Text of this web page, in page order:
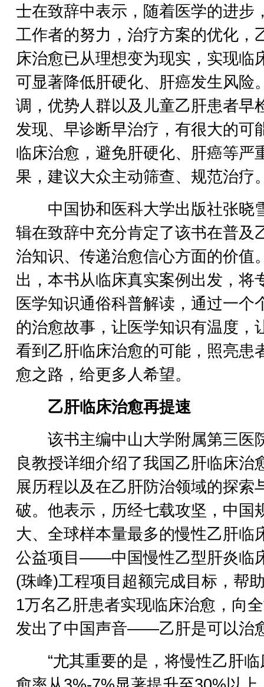
士在致辞中表示，随着医学的进步
工作者的努力，治疗方案的优化，
床治愈已从理想变为现实，实现临
可显著降低肝硬化、肝癌发生风险
调，优势人群以及儿童乙肝患者早
发现、早诊断早治疗，有很大的可
临床治愈，避免肝硬化、肝癌等严
果，建议大众主动筛查、规范治疗
中国协和医科大学出版社张晓
辑在致辞中充分肯定了该书在普及
治知识、传递治愈信心方面的价值
出，本书从临床真实案例出发，将
医学知识通俗科普解读，通过一个
的治愈故事，让医学知识有温度，
看到乙肝临床治愈的可能，照亮患
愈之路，给更多人希望。
乙肝临床治愈再提速
该书主编中山大学附属第三医
良教授详细介绍了我国乙肝临床治
展历程以及在乙肝防治领域的探索
破。他表示，历经七载攻坚，中国
大、全球样本量最多的慢性乙肝临
公益项目——中国慢性乙型肝炎临
(珠峰)工程项目超额完成目标，帮
1万名乙肝患者实现临床治愈，向
发出了中国声音——乙肝是可以治
“尤其重要的是，将慢性乙肝临